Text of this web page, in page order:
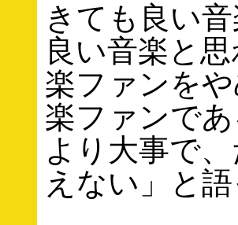
きても良い
良い音楽と
楽ファンを
楽ファンで
より大事で
えない」と